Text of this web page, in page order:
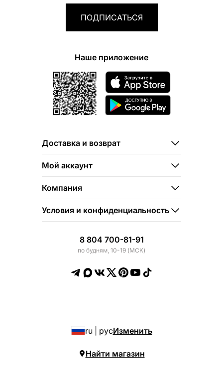
ПОДПИСАТЬСЯ
Наше приложение
Доставка и возврат
Мой аккаунт
Компания
Условия и конфиденциальность
8 804 700-81-91
по будням, 10-19 (МСК)
ru | русИзменить
Найти магазин